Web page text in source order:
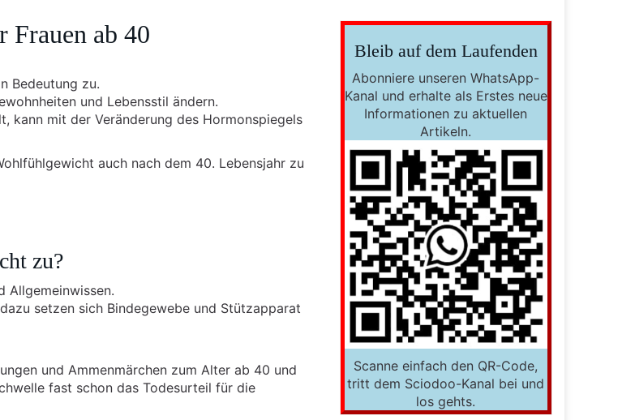
ab 40
Bedeutung zu.
und Lebensstil ändern.
kann mit der Veränderung des Hormonspiegels
auch nach dem 40. Lebensjahr zu
zu?
Allgemeinwissen.
setzen sich Bindegewebe und Stützapparat
und Ammenmärchen zum Alter ab 40 und
fast schon das Todesurteil für die
Bleib auf dem Laufenden
Abonniere unseren WhatsApp-
Kanal und erhalte als Erstes neue
Informationen zu aktuellen
Artikeln.
Scanne einfach den QR-Code,
tritt dem Sciodoo-Kanal bei und
los gehts.